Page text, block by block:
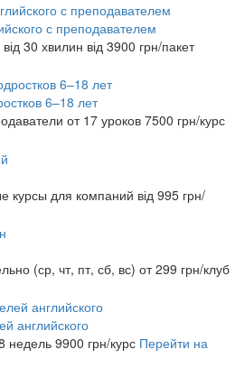
с преподавателем
від 30 хвилин від 3900 грн/пакет
6–18 лет
от 17 уроков 7500 грн/курс
курсы для компаний від 995 грн/
(ср, чт, пт, сб, вс) от 299 грн/клуб
английского
недель 9900 грн/курс Перейти на